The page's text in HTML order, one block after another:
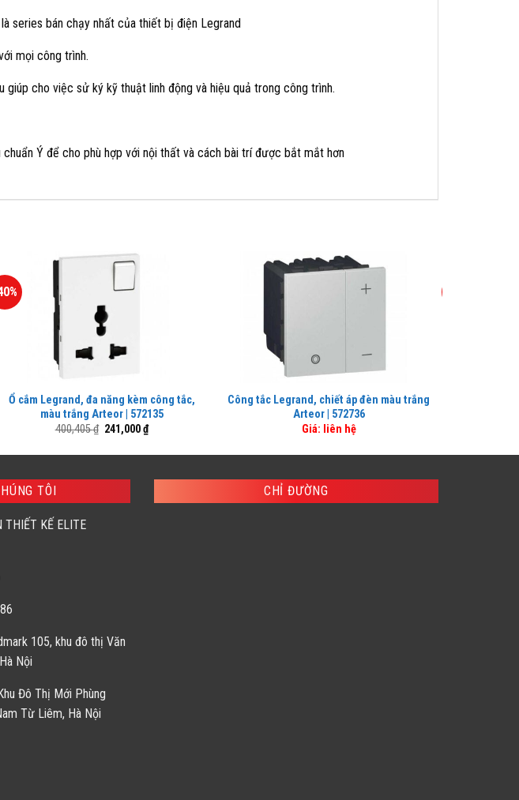
series bán chạy nhất của thiết bị điện Legrand
mọi công trình.
cho việc sử ký kỹ thuật linh động và hiệu quả trong công trình.
Ý để cho phù hợp với nội thất và cách bài trí được bắt mắt hơn
Ổ cắm Legrand, đa năng kèm công tắc,
màu trắng Arteor | 572135
400,405₫ Giá
241,000₫Giá
hiện
Công tắc Legrand, chiết áp đèn màu trắng
Arteor | 572736
Giá: liên hệ
TÔI
THIẾT KẾ ELITE
105, khu đô thị Văn
Nội
Đô Thị Mới Phùng
Từ Liêm, Hà Nội
CHỈ ĐƯỜNG